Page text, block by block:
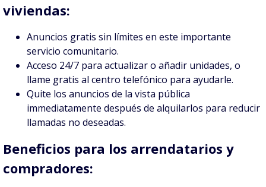
viviendas:
Anuncios gratis sin límites en este importante
servicio comunitario.
Acceso 24/7 para actualizar o añadir unidades, o
llame gratis al centro telefónico para ayudarle.
Quite los anuncios de la vista pública
immediatamente después de alquilarlos para reducir
llamadas no deseadas.
Beneficios para los arrendatarios y
compradores: